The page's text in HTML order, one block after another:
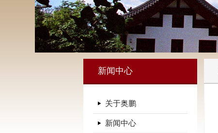
新闻中心
关于奥鹏
新闻中心